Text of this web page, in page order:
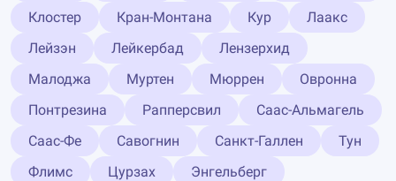
Клостер
Кран-Монтана Кур
Лаакс
Лейзэн
Лейкербад
Лензерхид
Малоджа
Муртен Мюррен
Овронна
Понтрезина
Рапперсвил
Саас-Альмагель
Саас-Фе
Савогнин Санкт-Галлен
Тун
Флимс
Цурзах Энгельберг